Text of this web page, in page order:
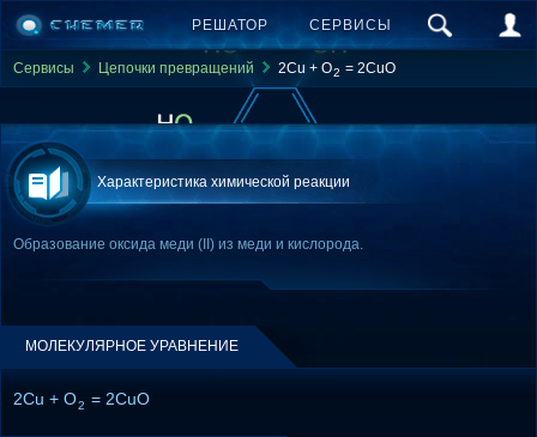
РЕШАТОР СЕРВИСЫ
Сервисы Цепочки превращений 2Cu + O2 = 2CuO
Характеристика химической реакции
Образование оксида меди (II) из меди и кислорода.
МОЛЕКУЛЯРНОЕ УРАВНЕНИЕ
2Cu + O2 = 2CuO